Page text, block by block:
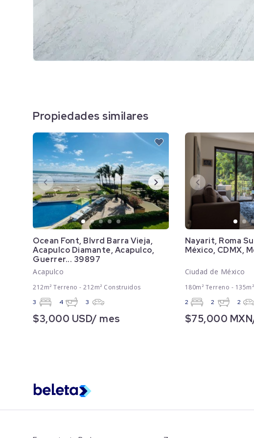
Propiedades similares
Ocean Font, Blvrd Barra Vieja,
Acapulco Diamante, Acapulco,
Guerrer... 39897
Acapulco
212m² Terreno - 212m² Construidos
3 4 3
$3,000 USD/ mes
Nayarit, Roma
México, CDMX,
Ciudad de México
180m² Terreno -
2 2 2
$75,000